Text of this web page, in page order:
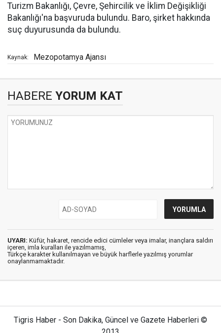
Turizm Bakanlığı, Çevre, Şehircilik ve İklim Değişikliği
Bakanlığı'na başvuruda bulundu. Baro, şirket hakkında
suç duyurusunda da bulundu.
Kaynak: Mezopotamya Ajansı
HABERE YORUM KAT
UYARI: Küfür, hakaret, rencide edici cümleler veya imalar, inançlara saldırı
içeren, imla kuralları ile yazılmamış,
Türkçe karakter kullanılmayan ve büyük harflerle yazılmış yorumlar
onaylanmamaktadır.
Tigris Haber - Son Dakika, Güncel ve Gazete Haberleri ©